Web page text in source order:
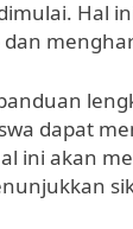
Hal
dapat
ini akan